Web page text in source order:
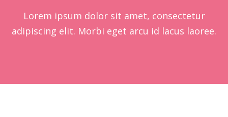
Lorem ipsum dolor sit amet, consectetur
adipiscing elit. Morbi eget arcu id lacus laoree.